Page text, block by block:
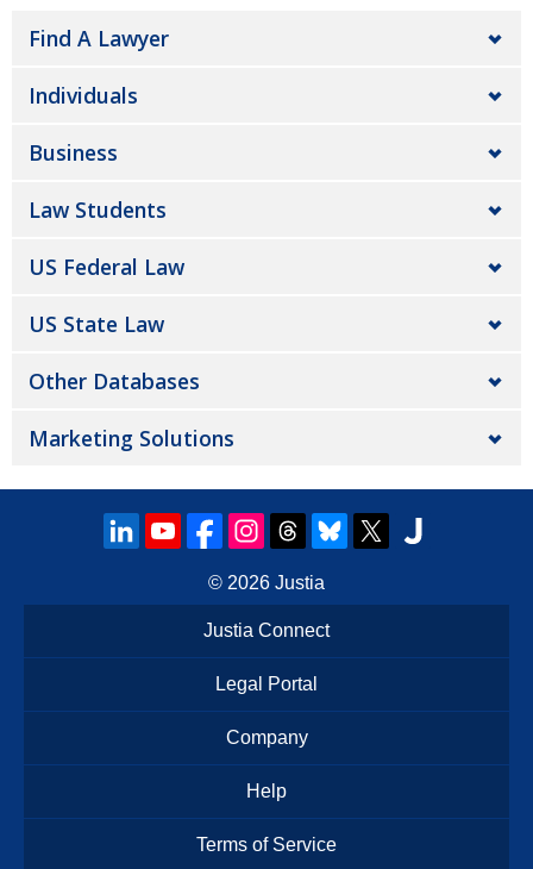
Find A Lawyer
Individuals
Business
Law Students
US Federal Law
US State Law
Other Databases
Marketing Solutions
© 2026 Justia
Justia Connect
Legal Portal
Company
Help
Terms of Service